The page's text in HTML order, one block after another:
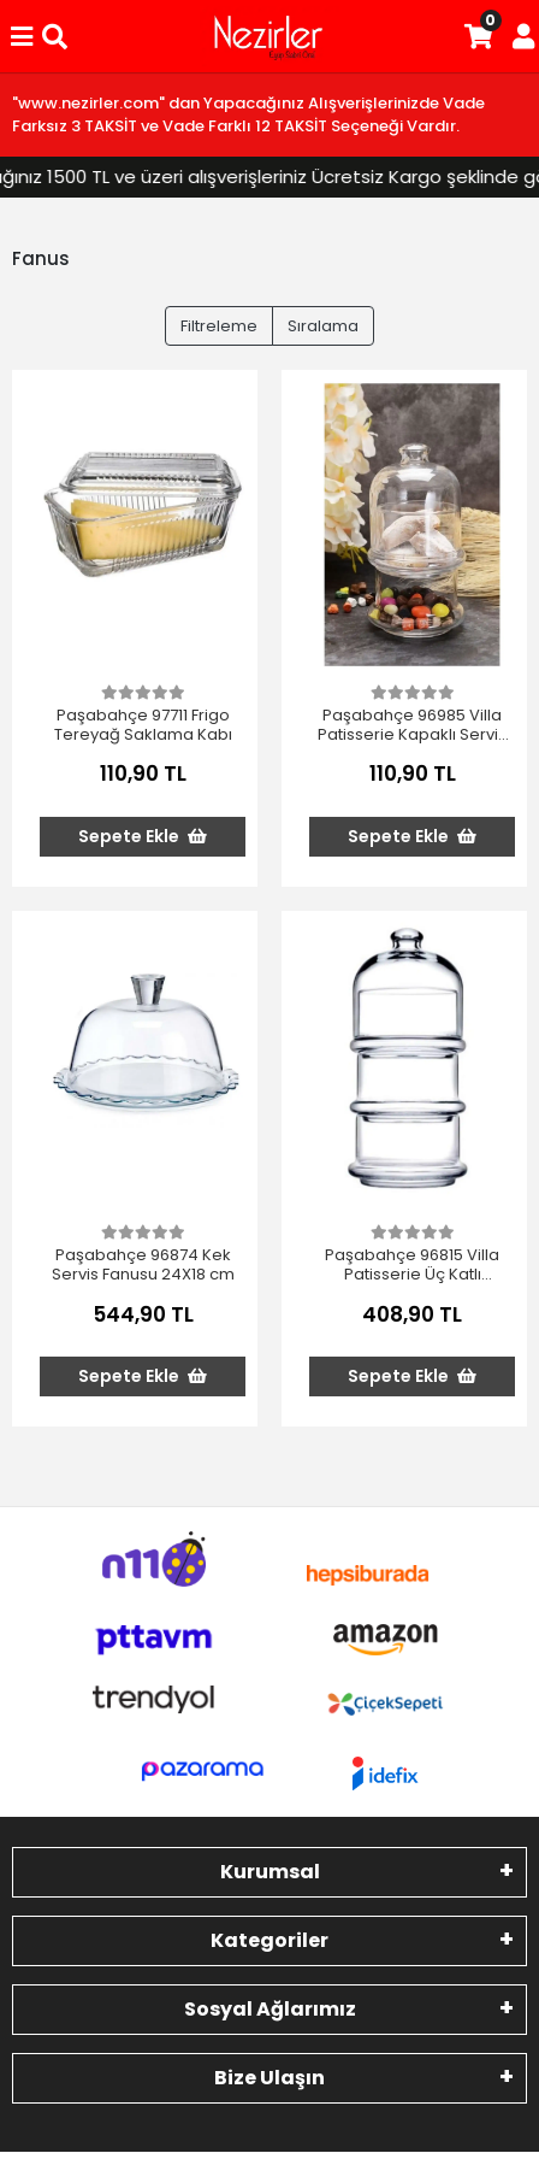
"www.nezirler.com" dan Yapacağınız Alışverişlerinizde Vade
Farksız 3 TAKSİT ve Vade Farklı 12 TAKSİT Seçeneği Vardır.
1500 TL ve üzeri alışverişleriniz Ücretsiz Kargo şeklinde
0
Fanus
Filtreleme Sıralama
Paşabahçe 97711 Frigo
Tereyağ Saklama Kabı
110,90 TL
Sepete Ekle
Paşabahçe 96985 Villa
Patisserie Kapaklı Servis
110,90 TL
Sepete Ekle
Paşabahçe 96874 Kek
Servis Fanusu 24X18 cm
544,90 TL
Sepete Ekle
Paşabahçe 96815 Villa
Patisserie Üç Katlı
408,90 TL
Sepete Ekle
Kurumsal
Kategoriler
Sosyal Ağlarımız
Bize Ulaşın